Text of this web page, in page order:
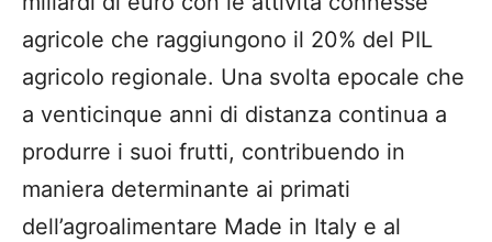
agricole che raggiungono il 20% del PIL
agricolo regionale. Una svolta epocale che
a venticinque anni di distanza continua a
produrre i suoi frutti, contribuendo in
maniera determinante ai primati
dell’agroalimentare Made in Italy e al